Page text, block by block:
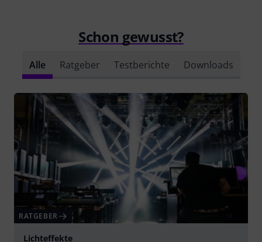
Schon gewusst?
Alle Ratgeber Testberichte Downloads
RATGEBER
Lichteffekte